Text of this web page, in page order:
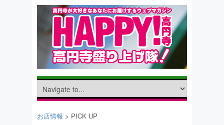
お店情報 > PICK UP